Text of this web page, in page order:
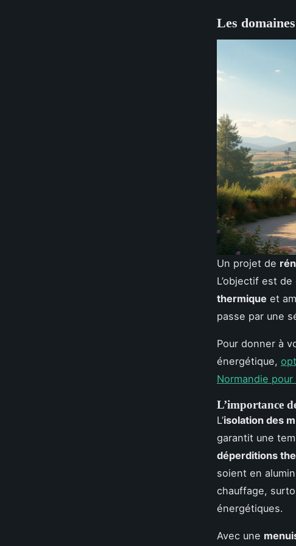
Les
Un projet de
L’objectif est
thermique et
passe par une
Pour donner à
énergétique,
Normandie
L’importance
L’isolation des
garantit une
déperditions
soient en
chauffage,
énergétiques.
Avec une